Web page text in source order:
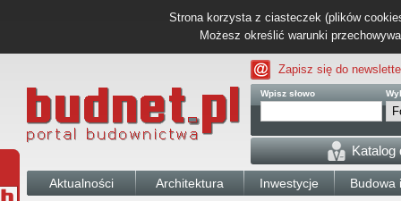
Strona korzysta z ciasteczek (plików
Możesz określić warunki
Zapisz się do
Wpisz słowo
Katalog
Aktualności Architektura Inwestycje Budowa